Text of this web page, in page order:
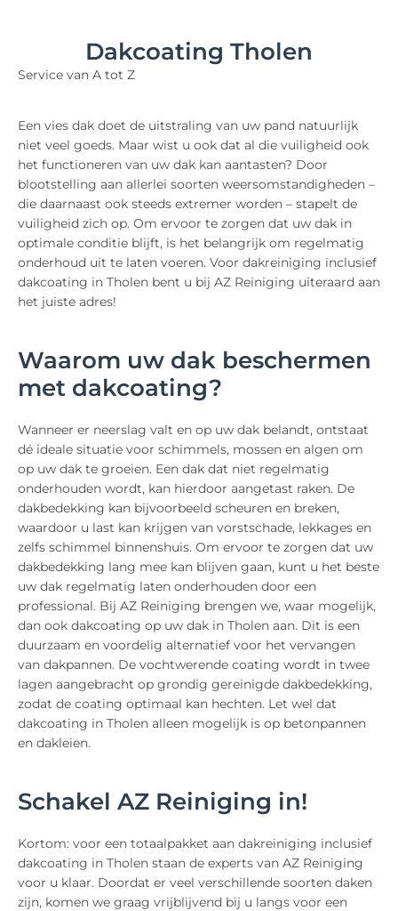
Dakcoating Tholen
Service van A tot Z
Een vies dak doet de uitstraling van uw pand natuurlijk
niet veel goeds. Maar wist u ook dat al die vuiligheid ook
het functioneren van uw dak kan aantasten? Door
blootstelling aan allerlei soorten weersomstandigheden –
die daarnaast ook steeds extremer worden – stapelt de
vuiligheid zich op. Om ervoor te zorgen dat uw dak in
optimale conditie blijft, is het belangrijk om regelmatig
onderhoud uit te laten voeren. Voor dakreiniging inclusief
dakcoating in Tholen bent u bij AZ Reiniging uiteraard aan
het juiste adres!
Waarom uw dak beschermen
met dakcoating?
Wanneer er neerslag valt en op uw dak belandt, ontstaat
dé ideale situatie voor schimmels, mossen en algen om
op uw dak te groeien. Een dak dat niet regelmatig
onderhouden wordt, kan hierdoor aangetast raken. De
dakbedekking kan bijvoorbeeld scheuren en breken,
waardoor u last kan krijgen van vorstschade, lekkages en
zelfs schimmel binnenshuis. Om ervoor te zorgen dat uw
dakbedekking lang mee kan blijven gaan, kunt u het beste
uw dak regelmatig laten onderhouden door een
professional. Bij AZ Reiniging brengen we, waar mogelijk,
dan ook dakcoating op uw dak in Tholen aan. Dit is een
duurzaam en voordelig alternatief voor het vervangen
van dakpannen. De vochtwerende coating wordt in twee
lagen aangebracht op grondig gereinigde dakbedekking,
zodat de coating optimaal kan hechten. Let wel dat
dakcoating in Tholen alleen mogelijk is op betonpannen
en dakleien.
Schakel AZ Reiniging in!
Kortom: voor een totaalpakket aan dakreiniging inclusief
dakcoating in Tholen staan de experts van AZ Reiniging
voor u klaar. Doordat er veel verschillende soorten daken
zijn, komen we graag vrijblijvend bij u langs voor een